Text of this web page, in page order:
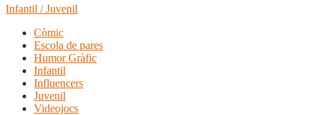
Infantil / Juvenil
Còmic
Escola de pares
Humor Gràfic
Infantil
Influencers
Juvenil
Videojocs